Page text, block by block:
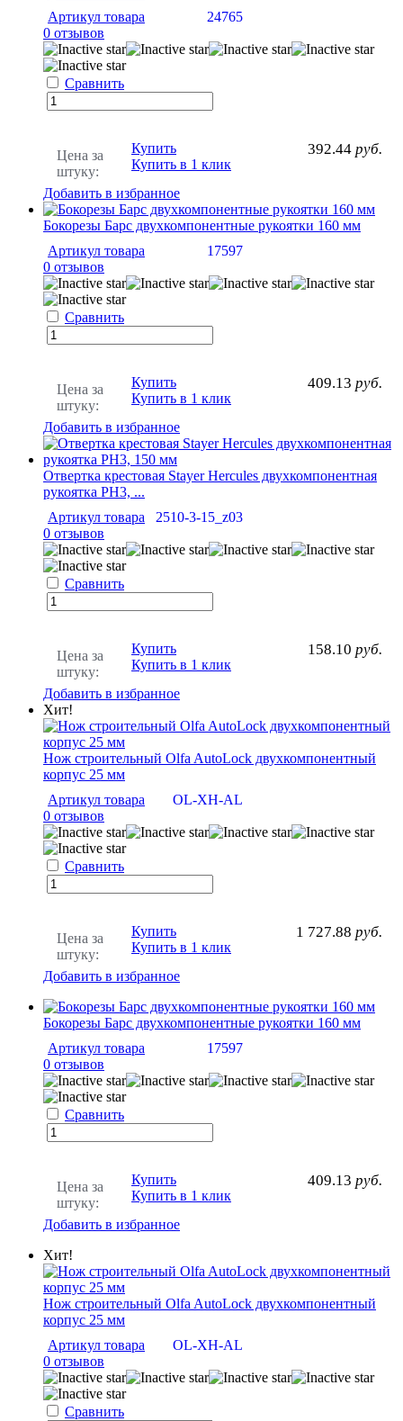
Артикул товара
24765
0 отзывов
Сравнить
Цена за
штуку:
392.44 руб.
Купить
Купить в 1 клик
Добавить в избранное
Бокорезы Барс двухкомпонентные рукоятки 160 мм
Артикул товара
17597
0 отзывов
Сравнить
Цена за
штуку:
409.13 руб.
Купить
Купить в 1 клик
Добавить в избранное
Отвертка крестовая Stayer Hercules двухкомпонентная
рукоятка PH3, ...
Артикул товара
2510-3-15_z03
0 отзывов
Сравнить
Цена за
штуку:
158.10 руб.
Купить
Купить в 1 клик
Добавить в избранное
Хит!
Нож строительный Olfa AutoLock двухкомпонентный
корпус 25 мм
Артикул товара
OL-XH-AL
0 отзывов
Сравнить
Цена за
штуку:
1 727.88 руб.
Купить
Купить в 1 клик
Добавить в избранное
Бокорезы Барс двухкомпонентные рукоятки 160 мм
Артикул товара
17597
0 отзывов
Сравнить
Цена за
штуку:
409.13 руб.
Купить
Купить в 1 клик
Добавить в избранное
Хит!
Нож строительный Olfa AutoLock двухкомпонентный
корпус 25 мм
Артикул товара
OL-XH-AL
0 отзывов
Сравнить